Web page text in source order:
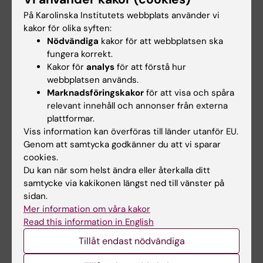
cidA
Hussein H; Fris ME; Salem AH; Wiemels RE;
Bastock RA; Righetti F; Burke CA; Narberhaus
F; Carroll RK; Hassan NS; Mohamed SA; Fahmy
AS; Murphy ER
Alla författare
ARTICLE:MICROBIOLOGY SPECTRUM.
2018;6(2):10.1128/microbiolspec.rwr
RNA Thermometers in Bacterial Pathogens
Loh E; Righetti F; Eichner H; Twittenhoff C;
Narberhaus F
Alla författare
ARTICLE:
PROCEEDINGS OF THE NATIONAL
ACADEMY OF SCIENCES OF THE UNITED
STATES OF AMERICA. 2016;113(26):7237-7242
Temperature-responsive in vitro RNA
structurome ofYersinia pseudotuberculosis
Righetti F; Nuss AM; Twittenhoff C; Beele S;
Urban K; Will S; Bernhart SH; Stadler PF; Dersch
På Karolinska Institutets webbplats använder vi
kakor för olika syften:
Nödvändiga kakor för att webbplatsen ska
fungera korrekt.
Kakor för analys för att förstå hur
webbplatsen används.
Marknadsföringskakor för att visa och spåra
relevant innehåll och annonser från externa
plattformar.
Viss information kan överföras till länder utanför EU.
Genom att samtycka godkänner du att vi sparar
cookies.
Du kan när som helst ändra eller återkalla ditt
samtycke via kakikonen längst ned till vänster på
sidan.
Mer information om våra kakor
Read this information in English
Tillåt endast nödvändiga